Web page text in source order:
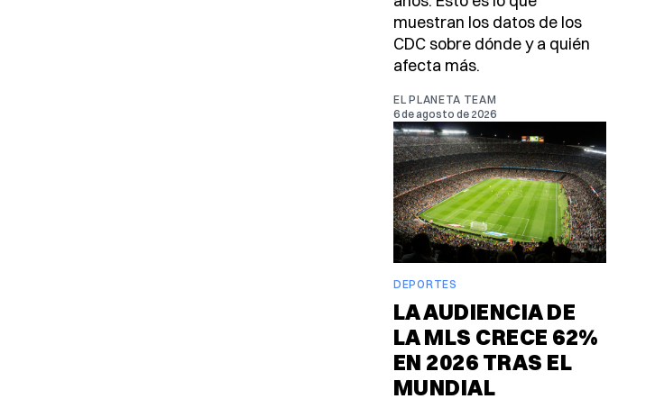
muestran los datos de los
CDC sobre dónde y a quién
afecta más.
EL PLANETA TEAM
6 de agosto de 2026
DEPORTES
LA AUDIENCIA DE
LA MLS CRECE 62%
EN 2026 TRAS EL
MUNDIAL